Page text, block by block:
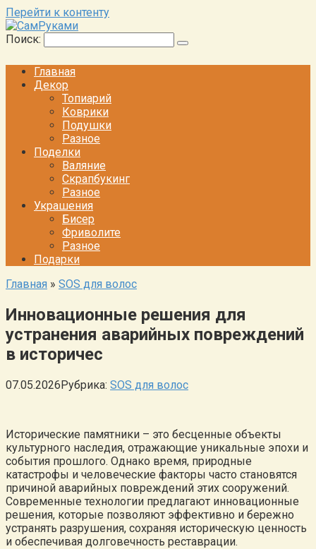
Перейти к контенту
Поиск:
Главная
Декор
Топиарий
Коврики
Подушки
Разное
Поделки
Валяние
Скрапбукинг
Разное
Украшения
Бисер
Фриволите
Разное
Подарки
Главная » SOS для волос
Инновационные решения для
устранения аварийных повреждений
в историчес
07.05.2026Рубрика: SOS для волос
Исторические памятники – это бесценные объекты
культурного наследия, отражающие уникальные эпохи и
события прошлого. Однако время, природные
катастрофы и человеческие факторы часто становятся
причиной аварийных повреждений этих сооружений.
Современные технологии предлагают инновационные
решения, которые позволяют эффективно и бережно
устранять разрушения, сохраняя историческую ценность
и обеспечивая долговечность реставрации.